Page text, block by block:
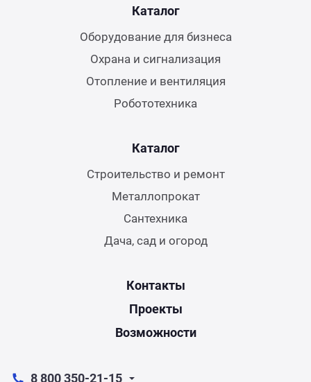
Каталог
Оборудование для бизнеса
Охрана и сигнализация
Отопление и вентиляция
Робототехника
Каталог
Строительство и ремонт
Металлопрокат
Сантехника
Дача, сад и огород
Контакты
Проекты
Возможности
8 800 350-21-15